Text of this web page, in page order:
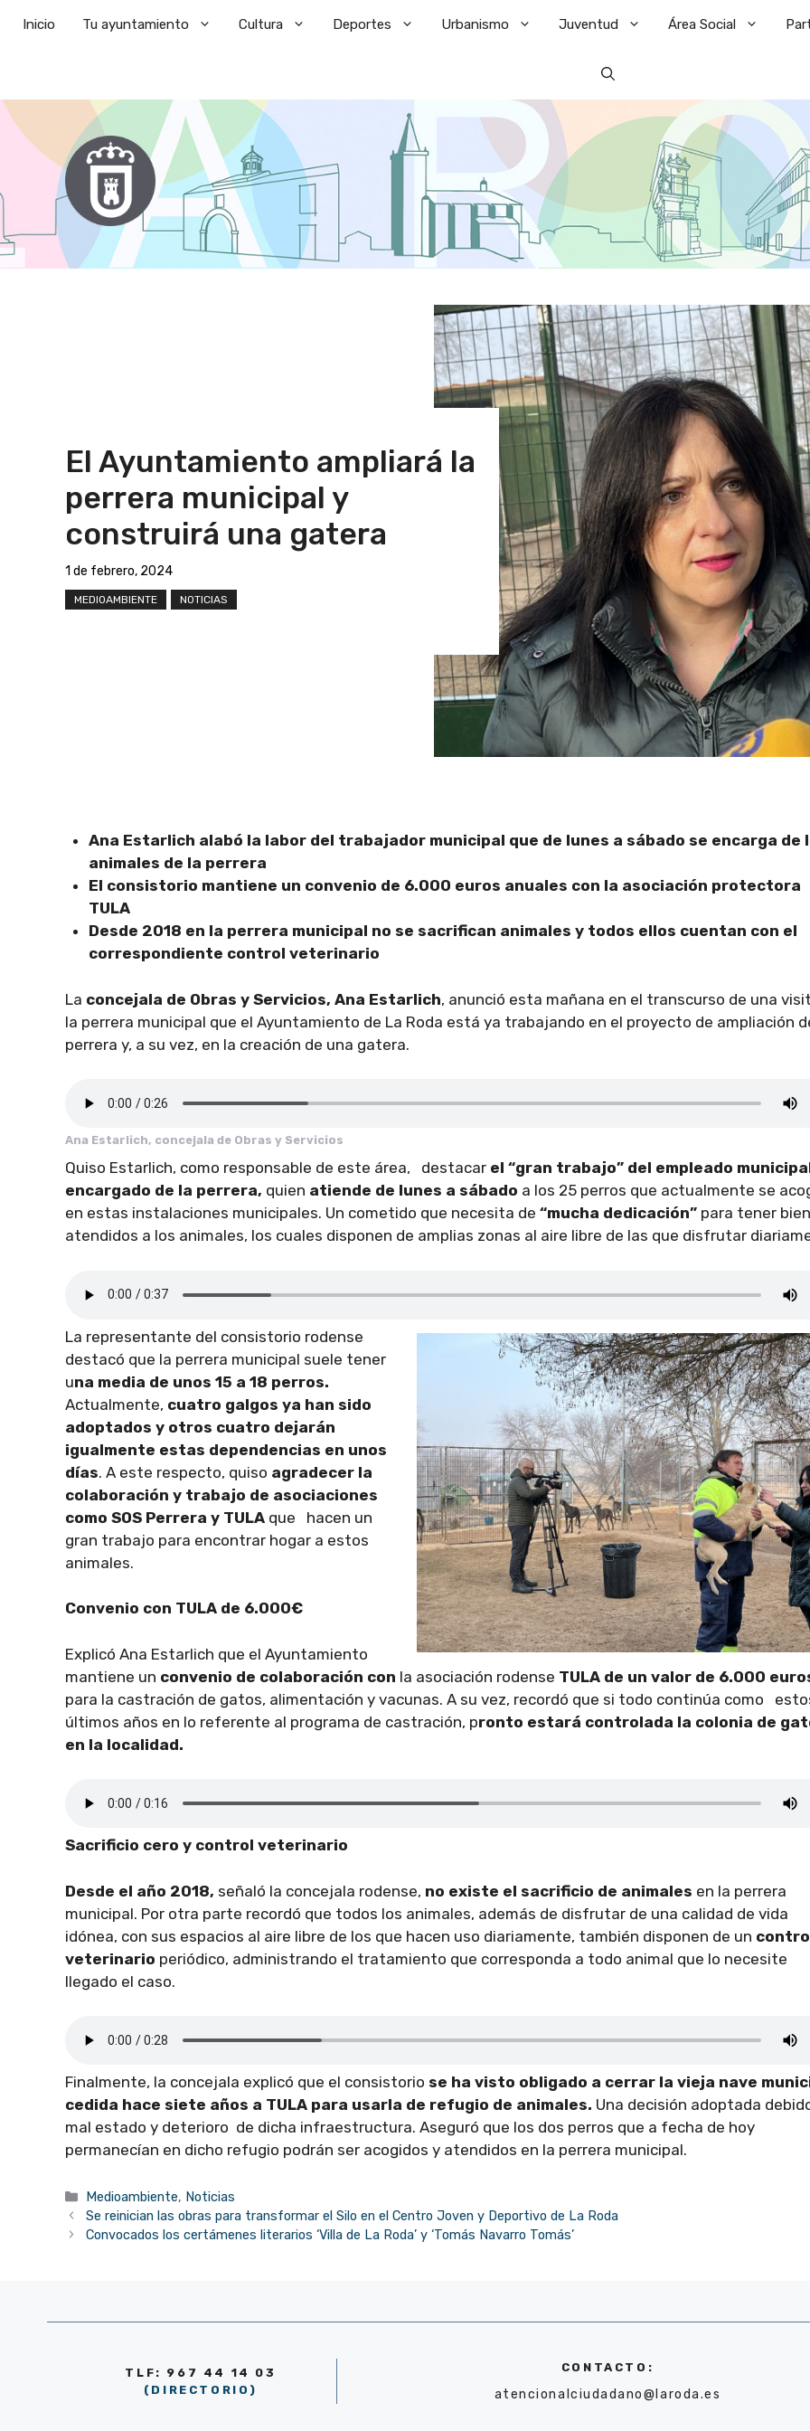
Inicio Tu ayuntamiento Cultura Deportes Urbanismo Juventud Área Social
El Ayuntamiento ampliará la
perrera municipal y
construirá una gatera
1 de febrero, 2024
MEDIOAMBIENTE NOTICIAS
Ana Estarlich alabó la labor del trabajador municipal que de lunes a sábado se encarga de
animales de la perrera
El consistorio mantiene un convenio de 6.000 euros anuales con la asociación protectora
TULA
Desde 2018 en la perrera municipal no se sacrifican animales y todos ellos cuentan con el
correspondiente control veterinario
La concejala de Obras y Servicios, Ana Estarlich, anunció esta mañana en el transcurso de una
la perrera municipal que el Ayuntamiento de La Roda está ya trabajando en el proyecto de ampliación
perrera y, a su vez, en la creación de una gatera.
Ana Estarlich, concejala de Obras y Servicios
Quiso Estarlich, como responsable de este área, destacar el “gran trabajo” del empleado
encargado de la perrera, quien atiende de lunes a sábado a los 25 perros que actualmente se
en estas instalaciones municipales. Un cometido que necesita de “mucha dedicación” para tener bien
atendidos a los animales, los cuales disponen de amplias zonas al aire libre de las que disfrutar
La representante del consistorio rodense
destacó que la perrera municipal suele tener
una media de unos 15 a 18 perros.
Actualmente, cuatro galgos ya han sido
adoptados y otros cuatro dejarán
igualmente estas dependencias en unos
días. A este respecto, quiso agradecer la
colaboración y trabajo de asociaciones
como SOS Perrera y TULA que hacen un
gran trabajo para encontrar hogar a estos
animales.
Convenio con TULA de 6.000€
Explicó Ana Estarlich que el Ayuntamiento
mantiene un convenio de colaboración con la asociación rodense TULA de un valor de 6.000
para la castración de gatos, alimentación y vacunas. A su vez, recordó que si todo continúa como
últimos años en lo referente al programa de castración, pronto estará controlada la colonia de
en la localidad.
Sacrificio cero y control veterinario
Desde el año 2018, señaló la concejala rodense, no existe el sacrificio de animales en la perrera
municipal. Por otra parte recordó que todos los animales, además de disfrutar de una calidad de vida
idónea, con sus espacios al aire libre de los que hacen uso diariamente, también disponen de un
veterinario periódico, administrando el tratamiento que corresponda a todo animal que lo necesite
llegado el caso.
Finalmente, la concejala explicó que el consistorio se ha visto obligado a cerrar la vieja nave
cedida hace siete años a TULA para usarla de refugio de animales. Una decisión adoptada
mal estado y deterioro de dicha infraestructura. Aseguró que los dos perros que a fecha de hoy
permanecían en dicho refugio podrán ser acogidos y atendidos en la perrera municipal.
Categorías
Medioambiente, Noticias
Se reinician las obras para transformar el Silo en el Centro Joven y Deportivo de La Roda
Convocados los certámenes literarios ‘Villa de La Roda’ y ‘Tomás Navarro Tomás’
TLF: 967 44 14 03
(DIRECTORIO)
CONTACTO:
atencionalciudadano@laroda.es